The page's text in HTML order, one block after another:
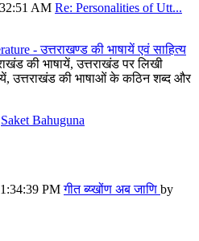
AM Re: Personalities of Utt...
- उत्तराखण्ड की भाषायें एवं साहित्य
की भाषायें, उत्तराखंड पर लिखी
उत्तराखंड की भाषाओं के कठिन शब्द और
Saket Bahuguna
PMगीत ब्य्खोंण अब जाणि by